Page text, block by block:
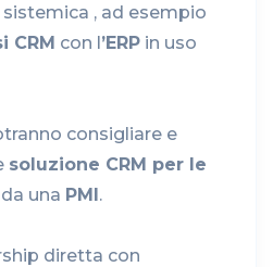
, ad esempio
CRM con l’ERP in uso
consigliare e
soluzione CRM per le
una PMI.
diretta con